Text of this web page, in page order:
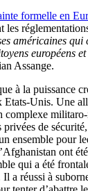
formelle en
américaines qui
européens
Assange.
à la puissance
Etats-Unis. Une
complexe
de
ensemble pour
ont
qui a été
a réussi à